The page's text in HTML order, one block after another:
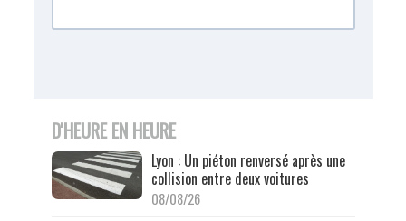
D'HEURE EN HEURE
Lyon : Un piéton renversé après une
collision entre deux voitures
08/08/26